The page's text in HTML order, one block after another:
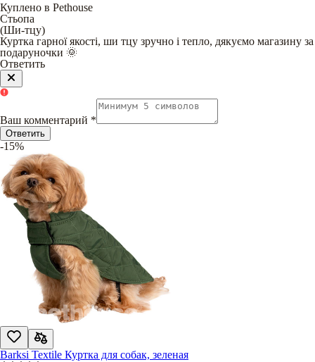
Куплено в Pethouse
Стьопа
(Ши-тцу)
Куртка гарної якості, ши тцу зручно і тепло, дякуємо магазину за
подаруночки 🌞
Ответить
Ваш комментарий *
Ответить
-15%
Barksi Textile Куртка для собак, зеленая